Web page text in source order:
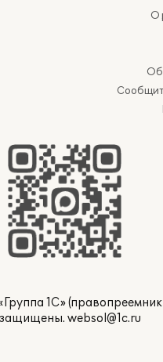
О
1С»
защищены. websol@1c.ru